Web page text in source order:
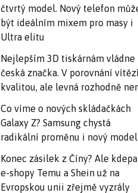
čtvrtý model. Nový telefon
být ideálním mixem pro masy i
Ultra elitu
Nejlepším 3D tiskárnám vládne
česká značka. V porovnání vítězí
kvalitou, ale levná rozhodně
Co víme o nových skládačkách
Galaxy Z? Samsung chystá
radikální proměnu i nový model
Konec zásilek z Číny? Ale
e-shopy Temu a Shein už na
Evropskou unii zřejmě vyzrály